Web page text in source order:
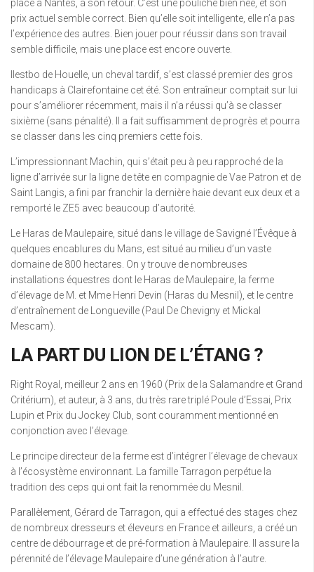
place à Nantes, à son retour. C’est une pouliche bien née, et son
prix actuel semble correct. Bien qu’elle soit intelligente, elle n’a pas
l’expérience des autres. Bien jouer pour réussir dans son travail
semble difficile, mais une place est encore ouverte.
Ilestbo de Houelle, un cheval tardif, s’est classé premier des gros
handicaps à Clairefontaine cet été. Son entraîneur comptait sur lui
pour s’améliorer récemment, mais il n’a réussi qu’à se classer
sixième (sans pénalité). Il a fait suffisamment de progrès et pourra
se classer dans les cinq premiers cette fois.
L’impressionnant Machin, qui s’était peu à peu rapproché de la
ligne d’arrivée sur la ligne de tête en compagnie de Vae Patron et de
Saint Langis, a fini par franchir la dernière haie devant eux deux et a
remporté le ZE5 avec beaucoup d’autorité.
Le Haras de Maulepaire, situé dans le village de Savigné l’Évêque à
quelques encablures du Mans, est situé au milieu d’un vaste
domaine de 800 hectares. On y trouve de nombreuses
installations équestres dont le Haras de Maulepaire, la ferme
d’élevage de M. et Mme Henri Devin (Haras du Mesnil), et le centre
d’entraînement de Longueville (Paul De Chevigny et Mickal
Mescam).
LA PART DU LION DE L’ÉTANG ?
Right Royal, meilleur 2 ans en 1960 (Prix de la Salamandre et Grand
Critérium), et auteur, à 3 ans, du très rare triplé Poule d’Essai, Prix
Lupin et Prix du Jockey Club, sont couramment mentionné en
conjonction avec l’élevage.
Le principe directeur de la ferme est d’intégrer l’élevage de chevaux
à l’écosystème environnant. La famille Tarragon perpétue la
tradition des ceps qui ont fait la renommée du Mesnil.
Parallèlement, Gérard de Tarragon, qui a effectué des stages chez
de nombreux dresseurs et éleveurs en France et ailleurs, a créé un
centre de débourrage et de pré-formation à Maulepaire. Il assure la
pérennité de l’élevage Maulepaire d’une génération à l’autre.